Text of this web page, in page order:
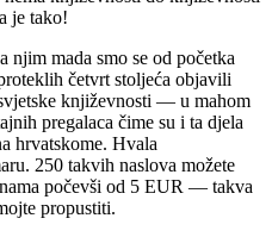
je tako!
njim mada smo se od početka
četvrt stoljeća objavili
književnosti — u mahom
pregalaca čime su i ta djela
hrvatskome. Hvala
250 takvih naslova možete
počevši od 5 EUR — takva
propustiti.